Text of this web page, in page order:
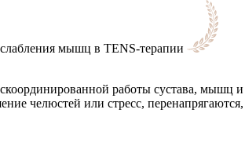
мышц в TENS-терапии
работы сустава, мышц
челюстей или стресс,